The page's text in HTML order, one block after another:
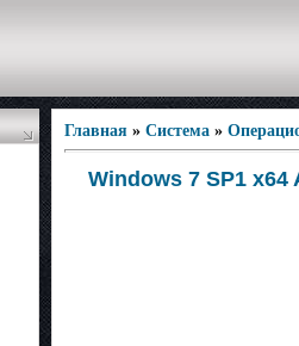
Главная » Система »
Windows 7 SP1 x64